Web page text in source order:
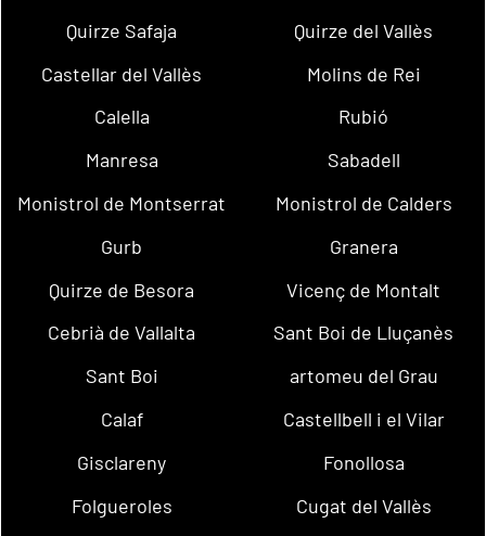
Quirze Safaja
Quirze del Vallès
Castellar del Vallès
Molins de Rei
Calella
Rubió
Manresa
Sabadell
Monistrol de Montserrat
Monistrol de Calders
Gurb
Granera
Quirze de Besora
Vicenç de Montalt
Cebrià de Vallalta
Sant Boi de Lluçanès
Sant Boi
artomeu del Grau
Calaf
Castellbell i el Vilar
Gisclareny
Fonollosa
Folgueroles
Cugat del Vallès